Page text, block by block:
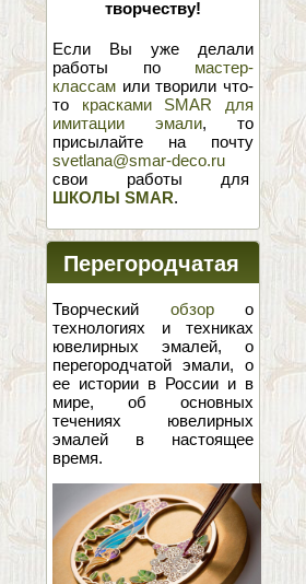
творчеству!
Если Вы уже делали
работы по мастер-
классам или творили что-
то красками SMAR для
имитации эмали, то
присылайте на почту
svetlana@smar-deco.ru
свои работы для
ШКОЛЫ SMAR.
Перегородчатая
эмаль
Творческий обзоро
технологиях и техниках
ювелирных эмалей, о
перегородчатой эмали, о
ее истории в России и в
мире, об основных
течениях ювелирных
эмалей в настоящее
время.